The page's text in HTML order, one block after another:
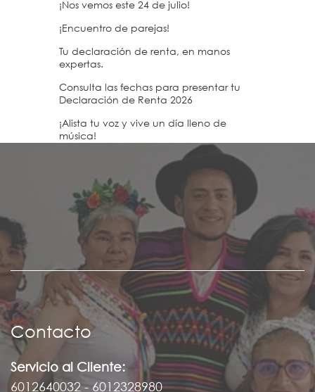
¡Nos vemos este 24 de julio!
¡Encuentro de parejas!
Tu declaración de renta, en manos
expertas.
Consulta las fechas para presentar tu
Declaración de Renta 2026
¡Alista tu voz y vive un día lleno de
música!
Contacto
Servicio al Cliente:
6012640032 - 6012328980